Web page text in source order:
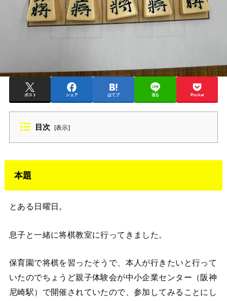
ポスト シェア はてブ 送る Pocket
目次 [表示]
本題
とある日曜日。
息子と一緒に将棋教室に行ってきました。
保育園で将棋を習ったそうで、本人が行きたいと行って
いたのでちょうど親子体験会が中小企業センター（阪神
尼崎駅）で開催されていたので、参加してみることにし